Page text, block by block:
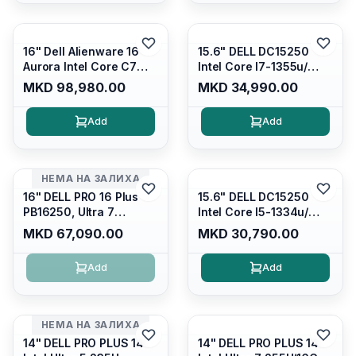
16" Dell Alienware 16
Aurora Intel Core C7
240H /16GB RAM DDR5
5600mhz/ 1TB SSD M.2
Nvme/rtx4050 6GB/
Wqxga(2560x1600)
Win 11 Home/
MKD 98,980.00
Add
15.6" DELL DC15250
Intel Core I7-1355u/
16GB DDR4 / 512GB SSD
M.2 2230/ Intel UHD
Graphics/ 120Hz Anti-
glare FULLHD LED
MKD 34,990.00
Add
НЕМА НА ЗАЛИХА
16" DELL PRO 16 Plus
PB16250, Ultra 7
265U/16GB RAM (1x
16GB) 5600 Mhz DDR5/
512GB SSD M.2 Nvme/
/cam+mic,bt/backlit KB
MKD 67,090.00
Add
15.6" DELL DC15250
Intel Core I5-1334u/
16GB DDR4 (1x16gb
2666mhz)/ 512GB SSD
M.2 Nvme/ Intel UHD
Graphics/ 120Hz Anti-
MKD 30,790.00
Add
НЕМА НА ЗАЛИХА
14" DELL PRO PLUS 14
14" DELL PRO PLUS 14